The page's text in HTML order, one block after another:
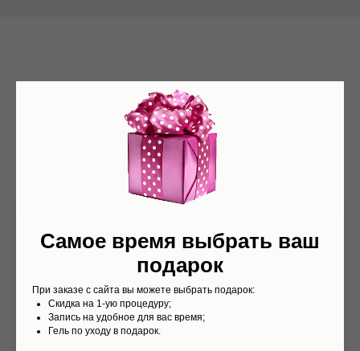
Мои услуги
Получите специальную цену на
микроблейдинг, отправляя заявку с сайта:
Самое время выбрать ваш
подарок
При заказе с сайта вы можете выбрать подарок:
Скидка на 1-ую процедуру;
Запись на удобное для вас время;
Гель по уходу в подарок.